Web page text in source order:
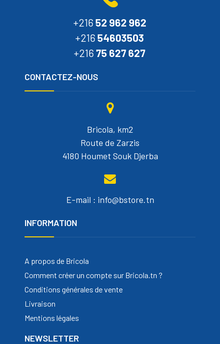
+216 52 962 962
+216 54603503
+216 75 627 627
CONTACTEZ-NOUS
Bricola, km2
Route de Zarzis
4180 Houmet Souk Djerba
E-mail : info@bstore.tn
INFORMATION
A propos de Bricola
Comment créer un compte sur Bricola.tn ?
Conditions générales de vente
Livraison
Mentions légales
NEWSLETTER